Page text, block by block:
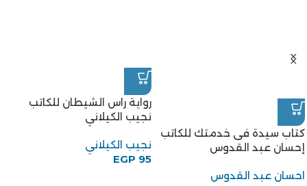
كتاب سيدة فى خدمتك للكاتب
إحسان عبد القدوس
احسان عبد القدوس
رواية راس الشيطان للكاتب
نجيب الكيلاني
نجيب الكيلاني
EGP 95